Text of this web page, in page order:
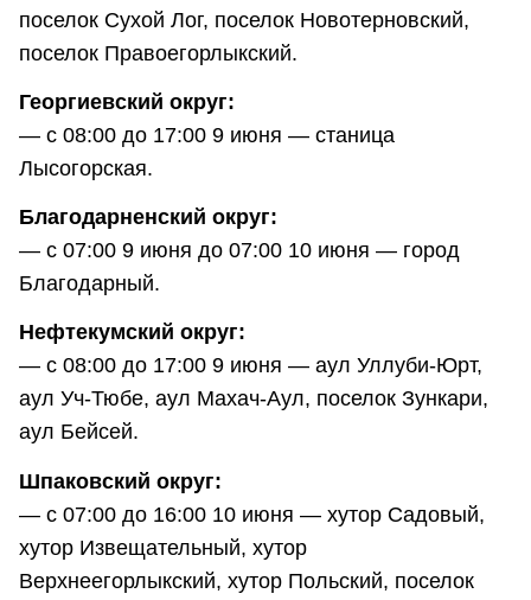
поселок Сухой Лог, поселок Новотерновский,
поселок Правоегорлыкский.
Георгиевский округ:
— с 08:00 до 17:00 9 июня — станица
Лысогорская.
Благодарненский округ:
— с 07:00 9 июня до 07:00 10 июня — город
Благодарный.
Нефтекумский округ:
— с 08:00 до 17:00 9 июня — аул Уллуби-Юрт,
аул Уч-Тюбе, аул Махач-Аул, поселок Зункари,
аул Бейсей.
Шпаковский округ:
— с 07:00 до 16:00 10 июня — хутор Садовый,
хутор Извещательный, хутор
Верхнеегорлыкский, хутор Польский, поселок